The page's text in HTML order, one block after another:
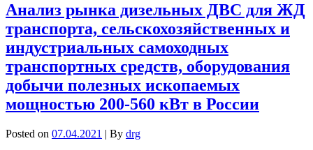
Анализ рынка дизельных ДВС для ЖД
транспорта, сельскохозяйственных и
индустриальных самоходных
транспортных средств, оборудования
добычи полезных ископаемых
мощностью 200-560 кВт в России
Posted on 07.04.2021 | By drg